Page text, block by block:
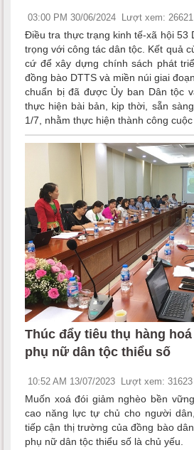
03:00 PM 30/06/2024 Lượt xem: 26621
Điều tra thực trạng kinh tế-xã hội 53
trọng với công tác dân tộc. Kết quả
cứ để xây dựng chính sách phát
đồng bào DTTS và miền núi giai
chuẩn bị đã được Ủy ban Dân tộc
thực hiện bài bản, kịp thời, sẵn
1/7, nhằm thực hiện thành công cuộc
Thúc đẩy tiêu thụ hàng
phụ nữ dân tộc thiểu số
10:52 AM 13/07/2023 Lượt xem: 31623
Muốn xoá đói giảm nghèo bền
cao năng lực tự chủ cho người
tiếp cận thị trường của đồng bào
phụ nữ dân tộc thiểu số là chủ yếu.